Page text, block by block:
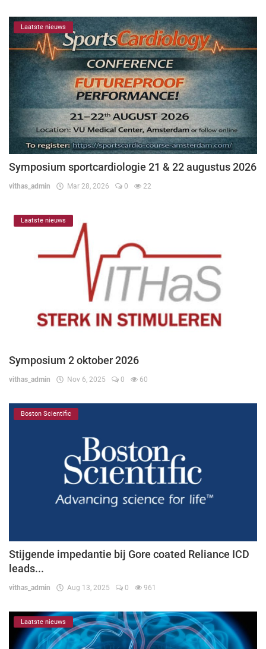
Laatste nieuws
Symposium sportcardiologie 21 & 22 augustus 2026
vithas_admin Mar 28, 2026 0 22
Laatste nieuws
Symposium 2 oktober 2026
vithas_admin Nov 6, 2025 0 60
Boston Scientific
Stijgende impedantie bij Gore coated Reliance ICD
leads...
vithas_admin Aug 13, 2025 0 961
Laatste nieuws